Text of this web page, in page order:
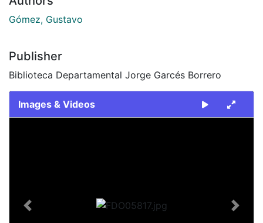
Gómez, Gustavo
Publisher
Biblioteca Departamental Jorge Garcés Borrero
Images & Videos
Previous Next